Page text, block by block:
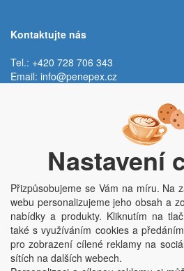
Kontaktujte nás
Tel.: +420 728 706 343
Email: info@penepex.cz
Trávník 2076, 686 03 Staré Město
Copyright © Penepex s.r.o. 2025,
Penepex s.r.o., Za Špicí 1798, 686 03
Nastavení
Přizpůsobujeme se Vám na míru. Na
webu personalizujeme jeho obsah a
nabídky a produkty. Kliknutím na
také s využíváním cookies a
pro zobrazení cílené reklamy na
sítích na dalších webech.